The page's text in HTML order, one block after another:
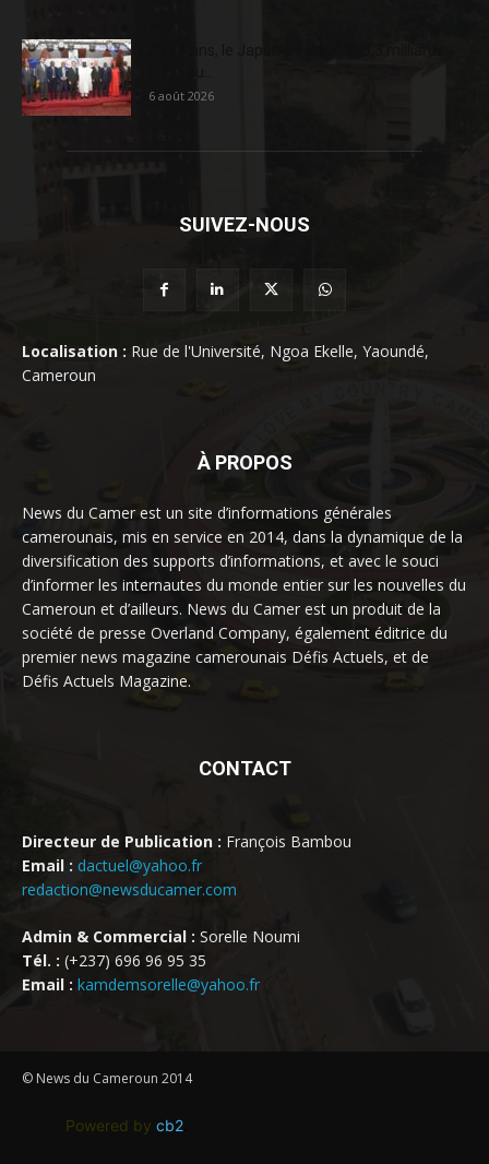
6 août 2026
SUIVEZ-NOUS
Localisation : Rue de l'Université, Ngoa Ekelle, Yaoundé,
Cameroun
À PROPOS
News du Camer est un site d’informations générales
camerounais, mis en service en 2014, dans la dynamique de la
diversification des supports d’informations, et avec le souci
d’informer les internautes du monde entier sur les nouvelles du
Cameroun et d’ailleurs. News du Camer est un produit de la
société de presse Overland Company, également éditrice du
premier news magazine camerounais Défis Actuels, et de
Défis Actuels Magazine.
CONTACT
Directeur de Publication : François Bambou
Email : dactuel@yahoo.fr
redaction@newsducamer.com
Admin & Commercial : Sorelle Noumi
Tél. : (+237) 696 96 95 35
Email : kamdemsorelle@yahoo.fr
© News du Cameroun 2014
Powered by cb2